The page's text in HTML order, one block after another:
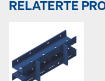
RELATERTE